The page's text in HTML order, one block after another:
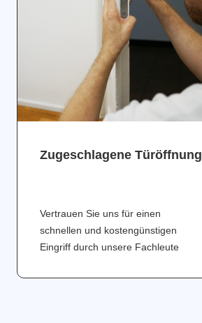
Zugeschlagene Türöffnung
Vertrauen Sie uns für einen
schnellen und kostengünstigen
Eingriff durch unsere Fachleute